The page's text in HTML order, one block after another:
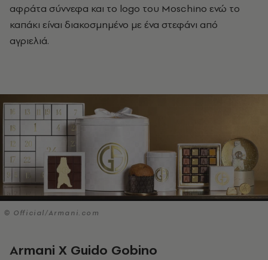
αφράτα σύννεφα και το logo του Moschino ενώ το
καπάκι είναι διακοσμημένο με ένα στεφάνι από
αγριελιά.
© Official/Αrmani.com
Αrmani X Guido Gobino